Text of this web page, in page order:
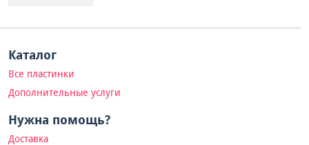
Каталог
Все пластинки
Дополнительные услуги
Нужна помощь?
Доставка